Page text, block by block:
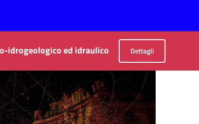
idrogeologico ed idraulico Dettagli